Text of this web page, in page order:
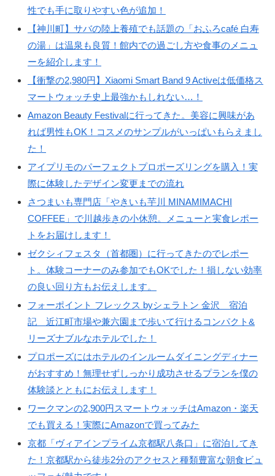
性でも手に取りやすい色が追加！
【神川町】サバの陸上養殖でも話題の「おふろcafé 白寿
の湯」は温泉も良質！館内での過ごし方や食事のメニュ
ーを紹介します！
【衝撃の2,980円】Xiaomi Smart Band 9 Activeは低価格ス
マートウォッチ史上最強かもしれない…！
Amazon Beauty Festivalに行ってきた。美容に興味があ
れば男性もOK！コスメのサンプルがいっぱいもらえまし
た！
アイプリモのパーフェクトプロポーズリングを購入！実
際に体験したデザイン変更までの流れ
さつまいも専門店「やきいも芋川 MINAMIMACHI
COFFEE」で川越歩きの小休憩。メニューと実食レポー
トをお届けします！
ゼクシィフェスタ（首都圏）に行ってきたのでレポー
ト。体験コーナーのみ参加でもOKでした！損しない効率
の良い回り方もお伝えします。
フォーポイント フレックス byシェラトン 金沢 宿泊
記 近江町市場や兼六園まで歩いて行けるコンパクト&
リーズナブルなホテルでした！
プロポーズにはホテルのインルームダイニングディナー
がおすすめ！無理せずしっかり成功させるプランを僕の
体験談とともにお伝えします！
ワークマンの2,900円スマートウォッチはAmazon・楽天
でも買える！実際にAmazonで買ってみた
京都「ヴィアインプライム京都駅八条口」に宿泊してき
た！京都駅から徒歩2分のアクセスと種類豊富な朝食ビュ